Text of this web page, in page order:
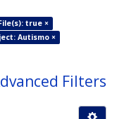
true ×
Autismo ×
Filters